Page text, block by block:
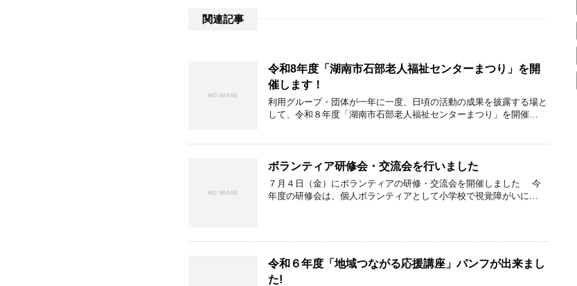
関連記事
令和8年度「湖南市石部老人福祉センターまつり」を開
催します！
利用グループ・団体が一年に一度、日頃の活動の成果を披露する場と
して、令和８年度「湖南市石部老人福祉センターまつり」を開催…
ボランティア研修会・交流会を行いました
７月４日（金）にボランティアの研修・交流会を開催しました 今
年度の研修会は、個人ボランティアとして小学校で視覚障がいに…
令和６年度「地域つながる応援講座」パンフが出来まし
た!